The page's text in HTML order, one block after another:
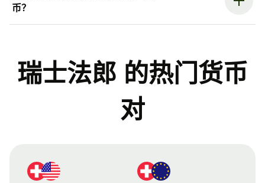
币？
瑞士法郎 的热门货币
对